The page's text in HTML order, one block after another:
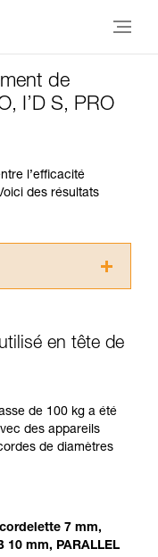
de
I’D S, PRO
l’efficacité
des résultats
les
pour
une
Validez
à refaire
exister d’autres
en tête de
de 100 kg a été
des appareils
de diamètres
7 mm,
10 mm, PARALLEL